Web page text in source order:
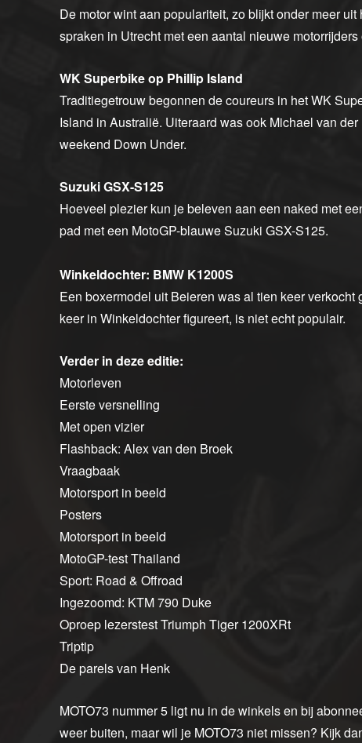
De motor wint aan populariteit, zo blijkt onder meer
spraken in Utrecht met een aantal nieuwe
WK Superbike op Phillip Island
Traditiegetrouw begonnen de coureurs in het WK
Island in Australië. Uiteraard was ook Michael van
weekend Down Under.
Suzuki GSX-S125
Hoeveel plezier kun je beleven aan een naked met
pad met een MotoGP-blauwe Suzuki GSX-S125.
Winkeldochter: BMW K1200S
Een boxermodel uit Beieren was al tien keer
keer in Winkeldochter figureert, is niet echt populair.
Verder in deze editie:
Motorleven
Eerste versnelling
Met open vizier
Flashback: Alex van den Broek
Vraagbaak
Motorsport in beeld
Posters
Motorsport in beeld
MotoGP-test Thailand
Sport: Road & Offroad
Ingezoomd: KTM 790 Duke
Oproep lezerstest Triumph Tiger 1200XRt
Triptip
De parels van Henk
MOTO73 nummer 5 ligt nu in de winkels en bij
weer buiten, maar wil je MOTO73 niet missen? Kijk